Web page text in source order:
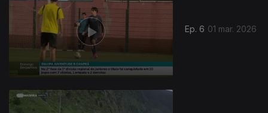
Ep. 6 01 mar. 2026